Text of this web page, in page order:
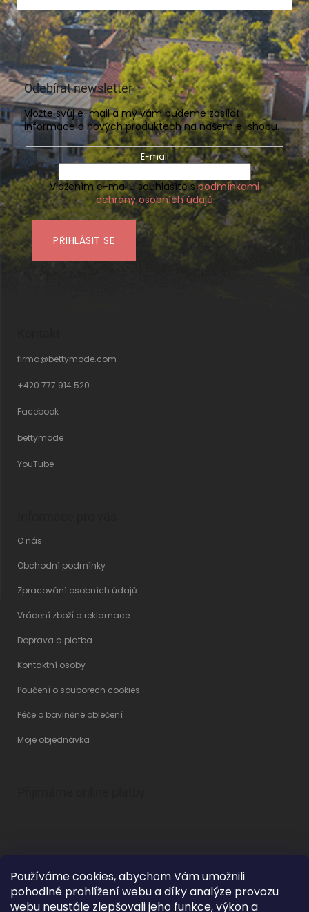
Používáme cookies, abychom Vám umožnili
pohodlné prohlížení webu a díky analýze provozu
webu neustále zlepšovali jeho funkce, výkon a
Odebírat newsletter
Vložte svůj e-mail a my vám budeme zasílat
informace o nových produktech na našem e-shopu.
E-mail
Vložením e-mailu souhlasíte spodmínkami
ochrany osobních údajů
PŘIHLÁSIT SE
firma@bettymode.com
+420 777 914 520
Facebook
bettymode
YouTube
O nás
Obchodní podmínky
Zpracování osobních údajů
Vrácení zboží a reklamace
Doprava a platba
Kontaktní osoby
Poučení o souborech cookies
Péče o bavlněné oblečení
Moje objednávka
Vytvořil Shoptet